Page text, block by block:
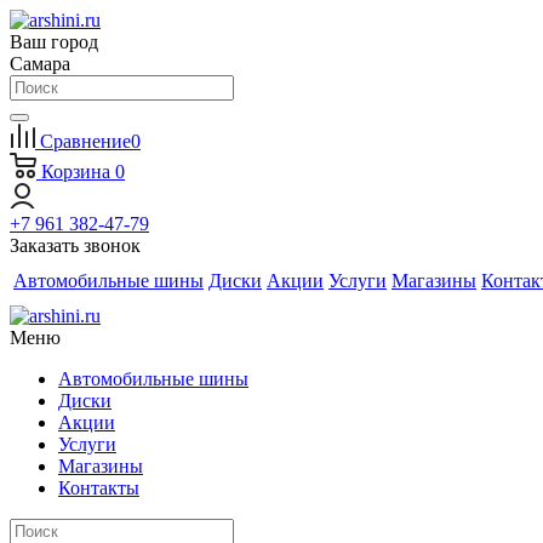
Ваш город
Самара
Сравнение0
Корзина 0
+7 961 382-47-79
Заказать звонок
Автомобильные шины Диски Акции Услуги Магазины
Меню
Автомобильные шины
Диски
Акции
Услуги
Магазины
Контакты